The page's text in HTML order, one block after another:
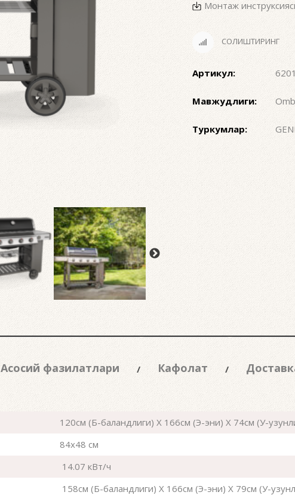
Монтаж
СОЛИШТИРИНГ
Артикул:
Мавжудлиги:
Туркумлар:
Асосий фазилатлари Кафолат
120см (Б-баландлиги) X 166см (Э-эни) X 74см (У-
84x48 см
14.07 кВт/ч
158см (Б-баландлиги) X 166см (Э-эни) X 79см (У-